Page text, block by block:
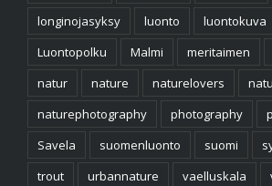
longinojasyksy
luonto luontokuva
Luontopolku
Malmi meritaimen
natur
nature naturelovers
naturephotography
photography
Savela
suomenluonto suomi
trout
urbannature vaelluskala